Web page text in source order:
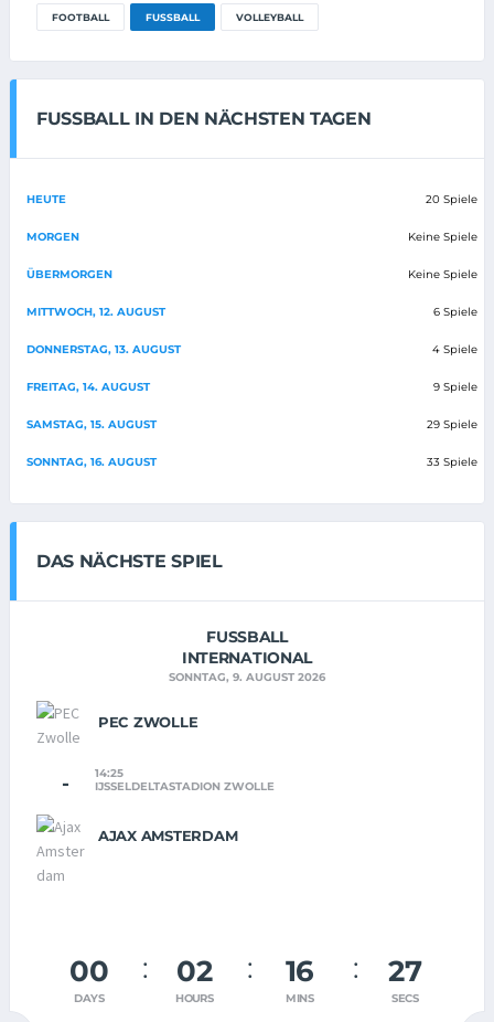
FOOTBALL FUSSBALL VOLLEYBALL
FUSSBALL IN DEN NÄCHSTEN TAGEN
HEUTE 20 Spiele
MORGEN Keine Spiele
ÜBERMORGEN Keine Spiele
MITTWOCH, 12. AUGUST 6 Spiele
DONNERSTAG, 13. AUGUST 4 Spiele
FREITAG, 14. AUGUST 9 Spiele
SAMSTAG, 15. AUGUST 29 Spiele
SONNTAG, 16. AUGUST 33 Spiele
DAS NÄCHSTE SPIEL
FUSSBALL
INTERNATIONAL
SONNTAG, 9. AUGUST 2026
PEC ZWOLLE
-
14:25
IJSSELDELTASTADION ZWOLLE
AJAX AMSTERDAM
00
DAYS
02
HOURS
16
MINS
26
SECS